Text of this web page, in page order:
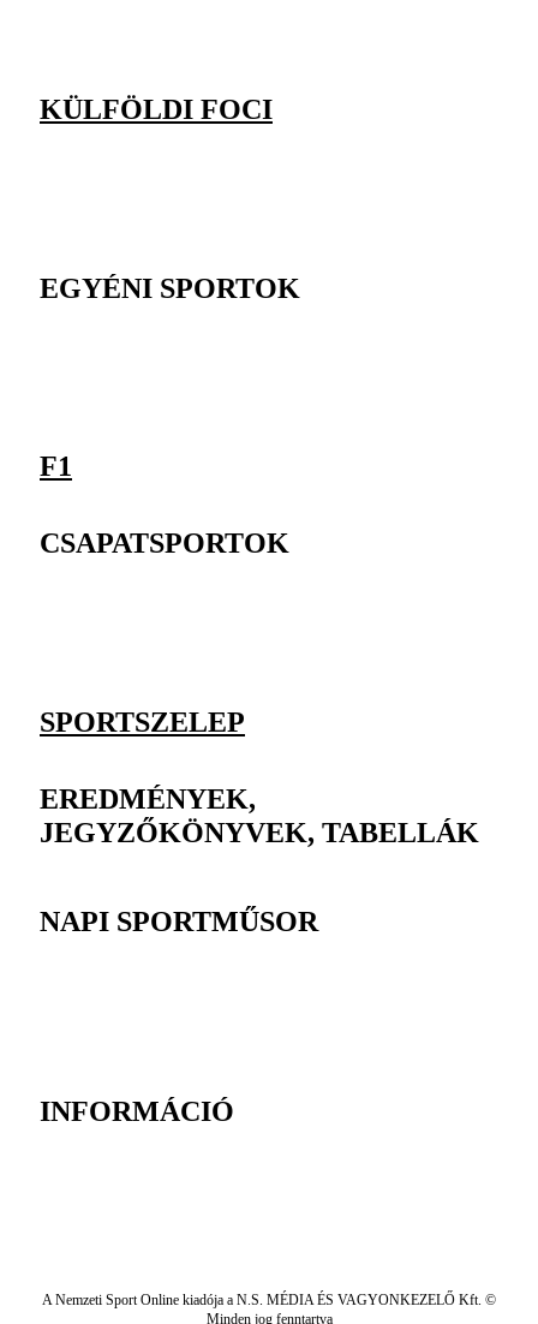
KÜLFÖLDI FOCI
EGYÉNI SPORTOK
F1
CSAPATSPORTOK
SPORTSZELEP
EREDMÉNYEK,
JEGYZŐKÖNYVEK, TABELLÁK
NAPI SPORTMŰSOR
INFORMÁCIÓ
A Nemzeti Sport Online kiadója a N.S. MÉDIA ÉS VAGYONKEZELŐ Kft. ©
Minden jog fenntartva